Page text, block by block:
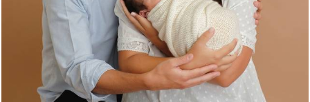
1230 4